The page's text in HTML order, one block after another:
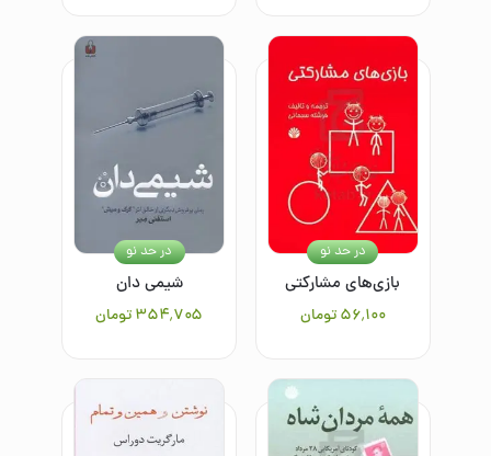
بازی‌های مشارکتی
۵۶٬۱۰۰ تومان
در حد نو
شیمی دان
۳۵۴٬۷۰۵تومان
در حد نو